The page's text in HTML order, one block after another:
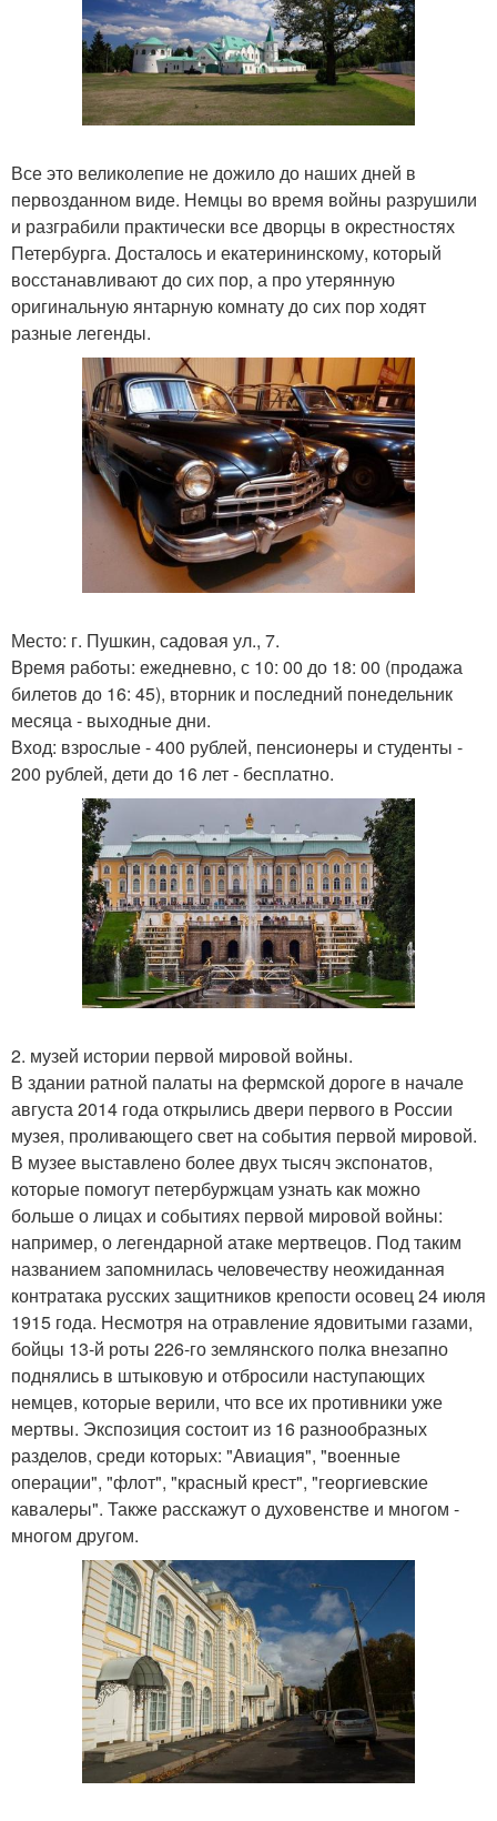
Все это великолепие не дожило до наших дней в
первозданном виде. Немцы во время войны разрушили
и разграбили практически все дворцы в окрестностях
Петербурга. Досталось и екатерининскому, который
восстанавливают до сих пор, а про утерянную
оригинальную янтарную комнату до сих пор ходят
разные легенды.
Место: г. Пушкин, садовая ул., 7.
Время работы: ежедневно, с 10: 00 до 18: 00 (продажа
билетов до 16: 45), вторник и последний понедельник
месяца - выходные дни.
Вход: взрослые - 400 рублей, пенсионеры и студенты -
200 рублей, дети до 16 лет - бесплатно.
2. музей истории первой мировой войны.
В здании ратной палаты на фермской дороге в начале
августа 2014 года открылись двери первого в России
музея, проливающего свет на события первой мировой.
В музее выставлено более двух тысяч экспонатов,
которые помогут петербуржцам узнать как можно
больше о лицах и событиях первой мировой войны:
например, о легендарной атаке мертвецов. Под таким
названием запомнилась человечеству неожиданная
контратака русских защитников крепости осовец 24 июля
1915 года. Несмотря на отравление ядовитыми газами,
бойцы 13-й роты 226-го землянского полка внезапно
поднялись в штыковую и отбросили наступающих
немцев, которые верили, что все их противники уже
мертвы. Экспозиция состоит из 16 разнообразных
разделов, среди которых: "Авиация", "военные
операции", "флот", "красный крест", "георгиевские
кавалеры". Также расскажут о духовенстве и многом -
многом другом.